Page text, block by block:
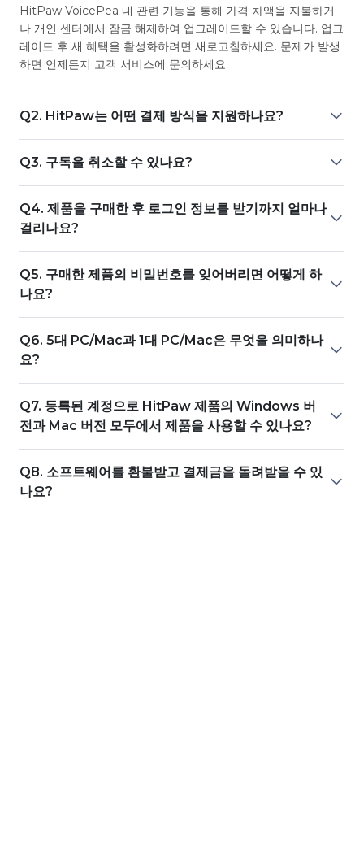
HitPaw VoicePea 내 관련 기능을 통해 가격 차액을 지불하거
나 개인 센터에서 잠금 해제하여 업그레이드할 수 있습니다. 업그
레이드 후 새 혜택을 활성화하려면 새로고침하세요. 문제가 발생
하면 언제든지 고객 서비스에 문의하세요.
Q2. HitPaw는 어떤 결제 방식을 지원하나요?
Q3. 구독을 취소할 수 있나요?
Q4. 제품을 구매한 후 로그인 정보를 받기까지 얼마나
걸리나요?
Q5. 구매한 제품의 비밀번호를 잊어버리면 어떻게 하
나요?
Q6. 5대 PC/Mac과 1대 PC/Mac은 무엇을 의미하나
요?
Q7. 등록된 계정으로 HitPaw 제품의 Windows 버
전과 Mac 버전 모두에서 제품을 사용할 수 있나요?
Q8. 소프트웨어를 환불받고 결제금을 돌려받을 수 있
나요?